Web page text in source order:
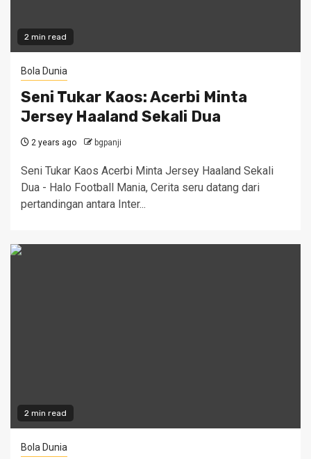
2 min read
Bola Dunia
Seni Tukar Kaos: Acerbi Minta
Jersey Haaland Sekali Dua
2 years ago bgpanji
Seni Tukar Kaos Acerbi Minta Jersey Haaland Sekali
Dua - Halo Football Mania, Cerita seru datang dari
pertandingan antara Inter...
2 min read
Bola Dunia